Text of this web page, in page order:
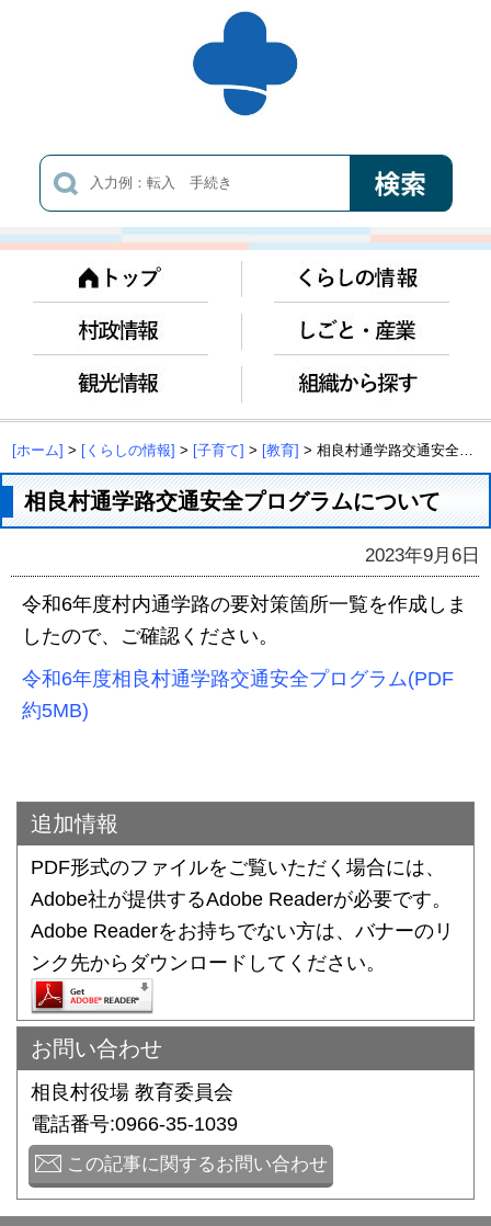
[ホーム] > [くらしの情報] > [子育て] > [教育] > 相良村通学路交通安全プログラムについて
相良村通学路交通安全プログラムについて
2023年9月6日
令和6年度村内通学路の要対策箇所一覧を作成しま
したので、ご確認ください。
令和6年度相良村通学路交通安全プログラム(PDF
約5MB)
追加情報
PDF形式のファイルをご覧いただく場合には、
Adobe社が提供するAdobe Readerが必要です。
Adobe Readerをお持ちでない方は、バナーのリ
ンク先からダウンロードしてください。
お問い合わせ
相良村役場 教育委員会
電話番号:0966-35-1039
この記事に関するお問い合わせ